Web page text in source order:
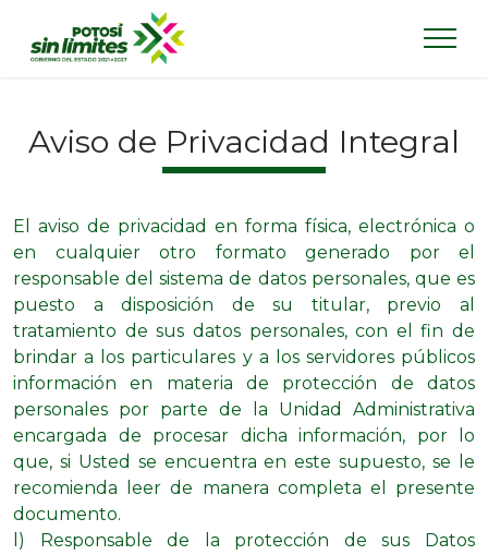
Aviso de Privacidad Integral
El aviso de privacidad en forma física, electrónica o
en cualquier otro formato generado por el
responsable del sistema de datos personales, que es
puesto a disposición de su titular, previo al
tratamiento de sus datos personales, con el fin de
brindar a los particulares y a los servidores públicos
información en materia de protección de datos
personales por parte de la Unidad Adminis​trativa
encargada de procesar dicha información, por lo
que, si Usted se encuentra en este supuesto, se le
recomienda leer de manera completa el presente
documento.
l) Responsable de la protección de sus Datos